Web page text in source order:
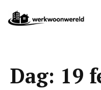
Dag: 19